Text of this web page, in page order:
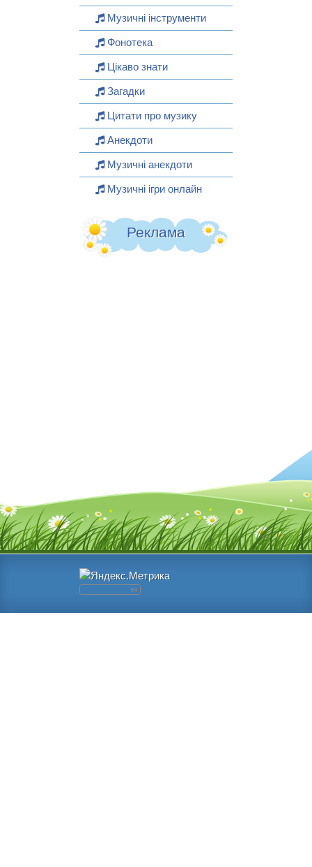
Музичні інструменти
Фонотека
Цікаво знати
Загадки
Цитати про музику
Анекдоти
Музичні анекдоти
Музичні ігри онлайн
Реклама